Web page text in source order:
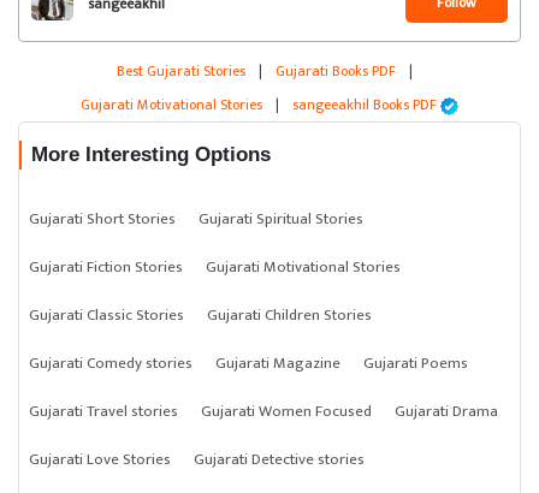
Best Gujarati Stories | Gujarati Books PDF |
Gujarati Motivational Stories | sangeeakhil Books PDF
More Interesting Options
Gujarati Short Stories
Gujarati Spiritual Stories
Gujarati Fiction Stories
Gujarati Motivational Stories
Gujarati Classic Stories
Gujarati Children Stories
Gujarati Comedy stories
Gujarati Magazine
Gujarati Poems
Gujarati Travel stories
Gujarati Women Focused
Gujarati Drama
Gujarati Love Stories
Gujarati Detective stories